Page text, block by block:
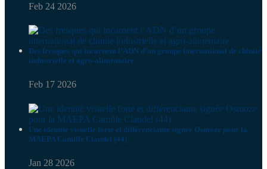
Feb 24 2026
Des fresques qui incarnent l’ADN d’un groupe international de chimie
industrielle et agro-alimentaire
Feb 17 2026
Une identité visuelle forte et différenciante signée Osmoze pour la
MAEPA Camille Claudel (44)
Jan 28 2026